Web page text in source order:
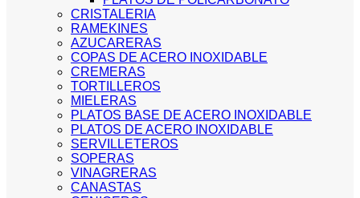
CRISTALERIA
RAMEKINES
AZUCARERAS
COPAS DE ACERO INOXIDABLE
CREMERAS
TORTILLEROS
MIELERAS
PLATOS BASE DE ACERO INOXIDABLE
PLATOS DE ACERO INOXIDABLE
SERVILLETEROS
SOPERAS
VINAGRERAS
CANASTAS